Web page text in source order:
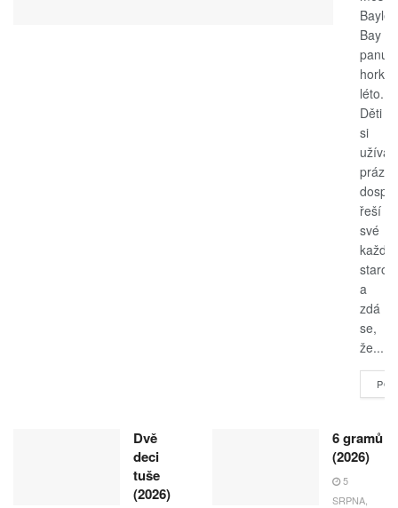
Bay
panuje
horké
léto.
Děti
si
užívají
řeší
své
a
zdá
se,
že...
Dvě
deci
tuše
(2026)
6 gramů
(2026)
5
SRPNA,